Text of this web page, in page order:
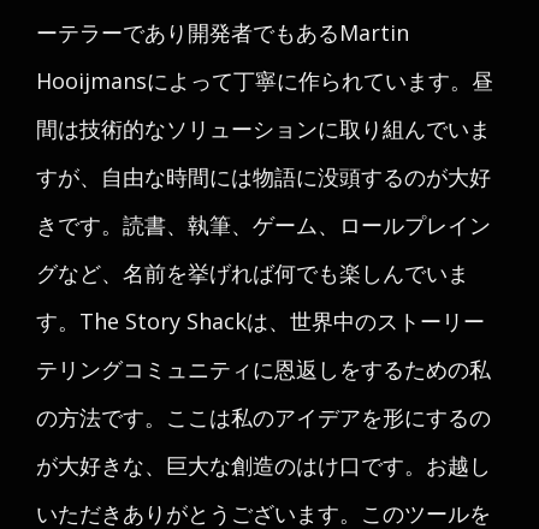
ーテラーであり開発者でもあるMartin
Hooijmansによって丁寧に作られています。昼
間は技術的なソリューションに取り組んでいま
すが、自由な時間には物語に没頭するのが大好
きです。読書、執筆、ゲーム、ロールプレイン
グなど、名前を挙げれば何でも楽しんでいま
す。The Story Shackは、世界中のストーリー
テリングコミュニティに恩返しをするための私
の方法です。ここは私のアイデアを形にするの
が大好きな、巨大な創造のはけ口です。お越し
いただきありがとうございます。このツールを